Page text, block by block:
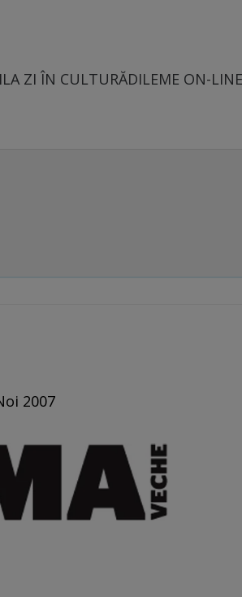
LA ZI ÎN CULTURĂDILEME ON-LINE
2007